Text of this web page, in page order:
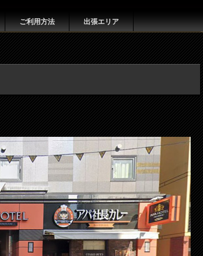
ご利用方法 出張エリア